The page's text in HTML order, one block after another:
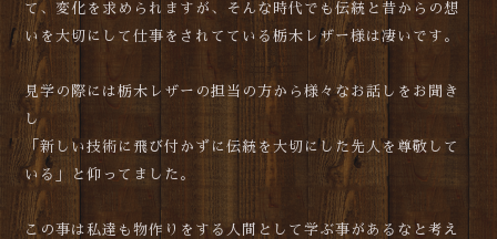
て、変化を求められますが、そんな時代でも伝統と昔からの想
いを大切にして仕事をされてている栃木レザー様は凄いです。
見学の際には栃木レザーの担当の方から様々なお話しをお聞き
し
「新しい技術に飛び付かずに伝統を大切にした先人を尊敬して
いる」と仰ってました。
この事は私達も物作りをする人間として学ぶ事があるなと考え